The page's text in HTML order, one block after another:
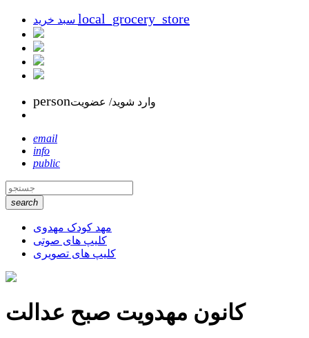
local_grocery_store
personوارد شوید/ عضویت
email
info
public
search
مهد کودک مهدوی
کلیپ های صوتی
کلیپ های تصویری
کانون مهدویت صبح عدالت